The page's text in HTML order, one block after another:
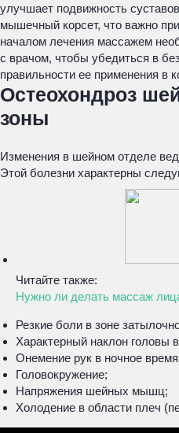
улучшает подвижность
мышечный корсет, что важно
началом лечения массажем
с врачом, чтобы убедиться в
правильности ее применения в
Остеохондроз
зоны
Изменения в шейном отделе
Этой болезни характерны
Читайте также:
Нужно ли делать массаж
Резкие боли в зоне
Характерный наклон головы
Онемение рук в ночное
Головокружение;
Напряжения шейных мышц;
Холодение в области плеч